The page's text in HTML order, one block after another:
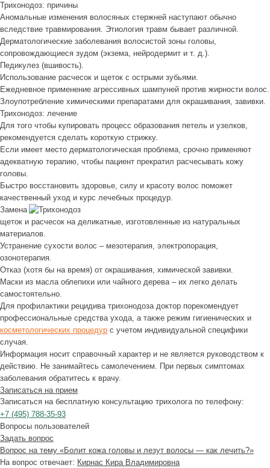
Трихонодоз: причины
Аномальные изменения волосяных стержней наступают обычно
вследствие травмирования. Этиология травм бывает различной.
Дерматологические заболевания волосистой зоны головы,
сопровождающиеся зудом (экзема, нейродермит и т. д.).
Педикулез (вшивость).
Использование расчесок и щеток с острыми зубьями.
Ежедневное применение агрессивных шампуней против жирности волос.
Злоупотребление химическими препаратами для окрашивания, завивки.
Трихонодоз: лечение
Для того чтобы купировать процесс образования петель и узелков,
рекомендуется сделать короткую стрижку.
Если имеет место дерматологическая проблема, срочно применяют
адекватную терапию, чтобы пациент прекратил расчесывать кожу
головы.
Быстро восстановить здоровье, силу и красоту волос поможет
качественный уход и курс лечебных процедур.
Замена
щеток и расчесок на деликатные, изготовленные из натуральных
материалов.
Устранение сухости волос – мезотерапия, электропорация,
озонотерапия.
Отказ (хотя бы на время) от окрашивания, химической завивки.
Маски из масла облепихи или чайного дерева – их легко делать
самостоятельно.
Для профилактики рецидива трихонодоза доктор порекомендует
профессиональные средства ухода, а также режим гигиенических и
косметологических процедур с учетом индивидуальной специфики
случая.
Информация носит справочный характер и не является руководством к
действию. Не занимайтесь самолечением. При первых симптомах
заболевания обратитесь к врачу.
Записаться на прием
Записаться на бесплатную консультацию трихолога по телефону:
+7 (495) 788-35-93
Вопросы пользователей
Задать вопрос
Вопрос на тему «Болит кожа головы и лезут волосы — как лечить?»
На вопрос отвечает: Кирнас Кира Владимировна